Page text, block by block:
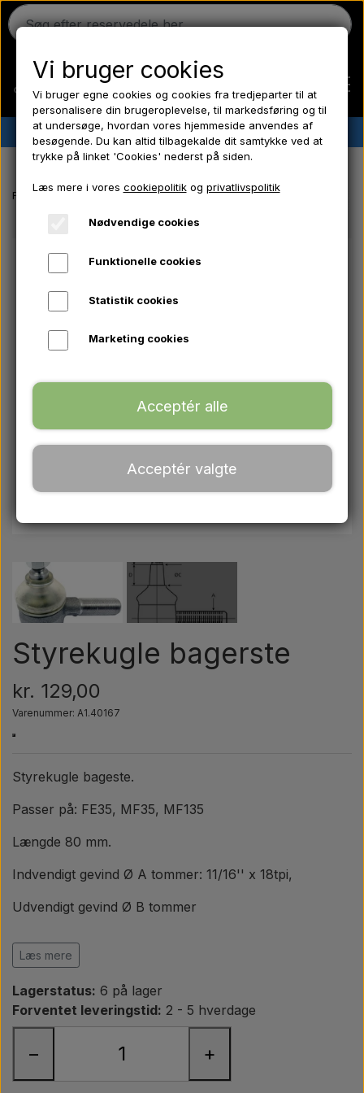
Ferguson
Massey Ferguson
Trækbomme - Topstænger mv.
Traktordæk
Olie
Kemi
El-dele
Maling Agricolour
PTO Aksler GARDLOC
Værksted/ Værktøj
✔︎ Dansk lager✔︎ Hurtig levering ✔︎ Lave priser
Forside Massey Ferguson reservedele Styrekugle bagerste
Styrekugle bagerste
kr. 129,00
Varenummer: A1.40167
Styrekugle bageste.
Passer på: FE35, MF35, MF135
Længde 80 mm.
Indvendigt gevind Ø A tommer: 11/16'' x 18tpi,
Udvendigt gevind Ø B tommer
Spidstap C mm: 18.36 - 16.98mm,
Spidstap længde D mm: 11.55mm.
OEM ref.
826752M91, 968405M91, 969352M1, 826752M92
Massey Ferguson
Læs mere
Lagerstatus: 6 på lager
Forventet leveringstid: 2 - 5 hverdage
− +
Vi bruger cookies
Vi bruger egne cookies og cookies fra tredjeparter til at
personalisere din brugeroplevelse, til markedsføring og til
at undersøge, hvordan vores hjemmeside anvendes af
besøgende. Du kan altid tilbagekalde dit samtykke ved at
trykke på linket 'Cookies' nederst på siden.
Læs mere i vores cookiepolitikog privatlivspolitik
Nødvendige cookies
Funktionelle cookies
Statistik cookies
Marketing cookies
Acceptér alle
Acceptér valgte